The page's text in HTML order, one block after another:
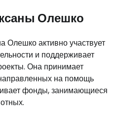
Олешко
Олешко активно участвует
и поддерживает
Она принимает
на помощь
фонды, занимающиеся